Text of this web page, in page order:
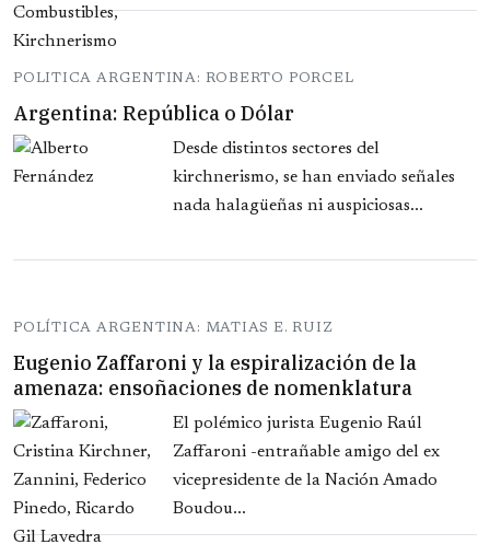
POLITICA ARGENTINA: ROBERTO PORCEL
Argentina: República o Dólar
Desde distintos sectores del
kirchnerismo, se han enviado señales
nada halagüeñas ni auspiciosas...
POLÍTICA ARGENTINA: MATIAS E. RUIZ
Eugenio Zaffaroni y la espiralización de la
amenaza: ensoñaciones de nomenklatura
El polémico jurista Eugenio Raúl
Zaffaroni -entrañable amigo del ex
vicepresidente de la Nación Amado
Boudou...